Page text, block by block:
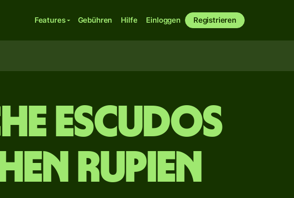
Features Gebühren Hilfe Einloggen Registrieren
Escudos
Rupien